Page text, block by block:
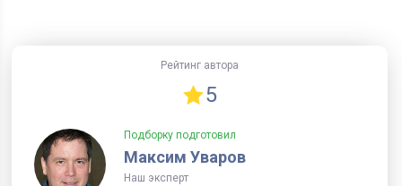
Рейтинг автора
5
Подборку подготовил
Максим Уваров
Наш эксперт